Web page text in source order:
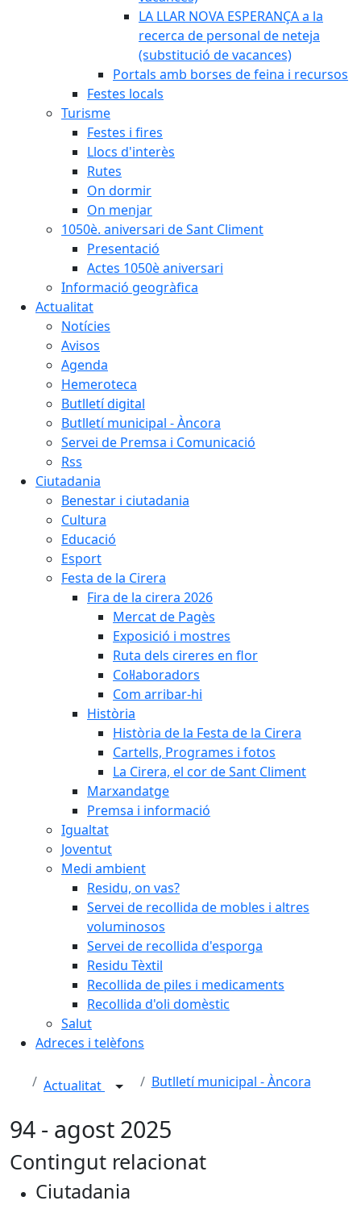
LA LLAR NOVA ESPERANÇA a la
recerca de personal de neteja
(substitució de vacances)
Portals amb borses de feina i recursos
Festes locals
Turisme
Festes i fires
Llocs d'interès
Rutes
On dormir
On menjar
1050è. aniversari de Sant Climent
Presentació
Actes 1050è aniversari
Informació geogràfica
Actualitat
Notícies
Avisos
Agenda
Hemeroteca
Butlletí digital
Butlletí municipal - Àncora
Servei de Premsa i Comunicació
Rss
Ciutadania
Benestar i ciutadania
Cultura
Educació
Esport
Festa de la Cirera
Fira de la cirera 2026
Mercat de Pagès
Exposició i mostres
Ruta dels cireres en flor
Col·laboradors
Com arribar-hi
Història
Història de la Festa de la Cirera
Cartells, Programes i fotos
La Cirera, el cor de Sant Climent
Marxandatge
Premsa i informació
Igualtat
Joventut
Medi ambient
Residu, on vas?
Servei de recollida de mobles i altres
voluminosos
Servei de recollida d'esporga
Residu Tèxtil
Recollida de piles i medicaments
Recollida d'oli domèstic
Salut
Adreces i telèfons
Actualitat Butlletí municipal - Àncora
94 - agost 2025
Contingut relacionat
Ciutadania